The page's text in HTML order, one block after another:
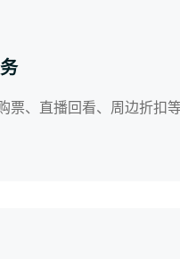
票、直播回看、周边折扣